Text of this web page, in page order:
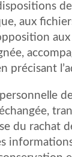
aux
précisant
échangée,
du rachat